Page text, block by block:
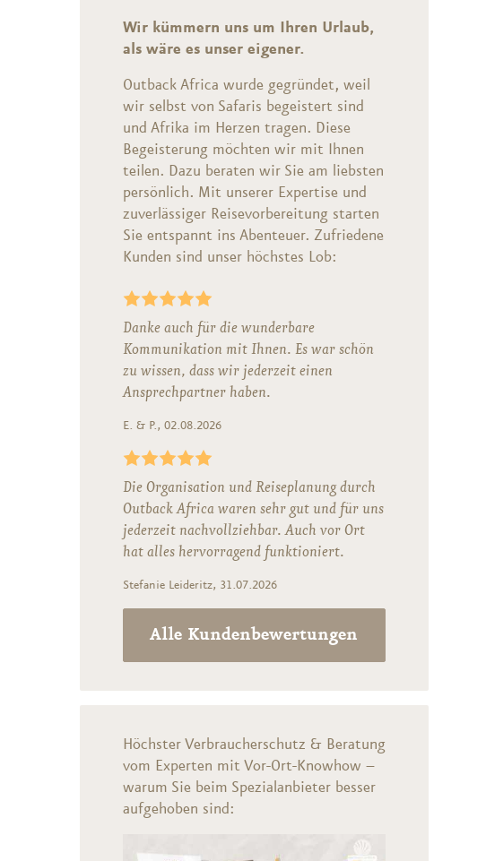
Wir kümmern uns um Ihren Urlaub,
als wäre es unser eigener.
Outback Africa wurde gegründet, weil
wir selbst von Safaris begeistert sind
und Afrika im Herzen tragen. Diese
Begeisterung möchten wir mit Ihnen
teilen. Dazu beraten wir Sie am liebsten
persönlich. Mit unserer Expertise und
zuverlässiger Reisevorbereitung starten
Sie entspannt ins Abenteuer. Zufriedene
Kunden sind unser höchstes Lob:
Danke auch für die wunderbare
Kommunikation mit Ihnen. Es war schön
zu wissen, dass wir jederzeit einen
Ansprechpartner haben.
E. & P., 02.08.2026
Die Organisation und Reiseplanung durch
Outback Africa waren sehr gut und für uns
jederzeit nachvollziehbar. Auch vor Ort
hat alles hervorragend funktioniert.
Stefanie Leideritz, 31.07.2026
Alle Kundenbewertungen
Höchster Verbraucherschutz & Beratung
vom Experten mit Vor-Ort-Knowhow –
warum Sie beim Spezialanbieter besser
aufgehoben sind: